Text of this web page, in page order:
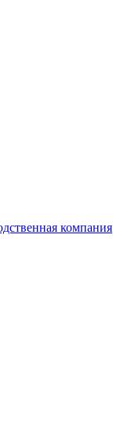
компания